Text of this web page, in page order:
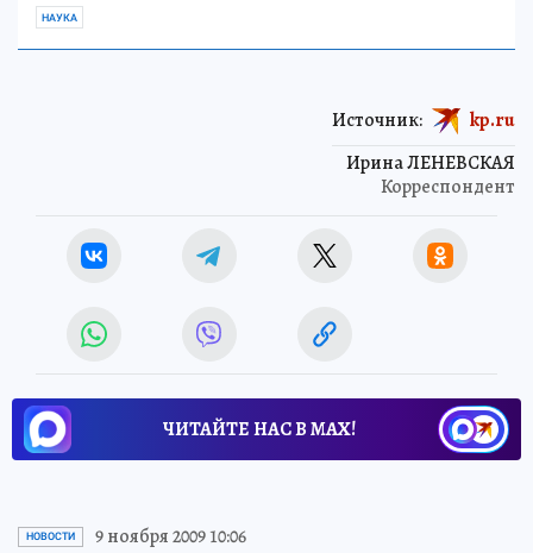
НАУКА
Ирина ЛЕНЕВСКАЯ
Корреспондент
Источник: kp.ru
ЧИТАЙТЕ НАС В МАХ!
НОВОСТИ 9 ноября 2009 10:06